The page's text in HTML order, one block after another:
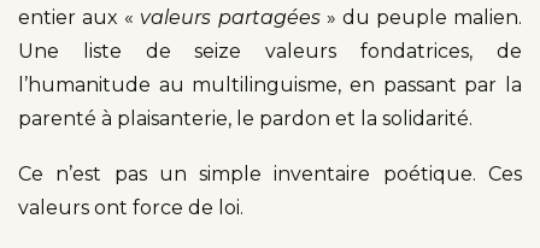
entier aux « valeurs partagées» du peuple malien.
Une liste de seize valeurs fondatrices, de
l’humanitude au multilinguisme, en passant par la
parenté à plaisanterie, le pardon et la solidarité.
Ce n’est pas un simple inventaire poétique. Ces
valeurs ont force de loi.